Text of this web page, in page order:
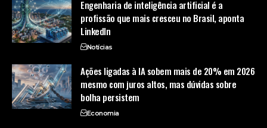
Engenharia de inteligência artificial é a
profissão que mais cresceu no Brasil, aponta
LinkedIn
Notícias
Ações ligadas à IA sobem mais de 20% em 2026
mesmo com juros altos, mas dúvidas sobre
bolha persistem
Economia